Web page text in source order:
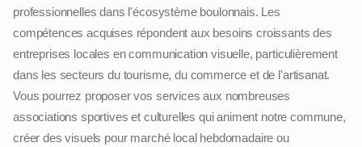
professionnelles dans l'écosystème boulonnais. Les
compétences acquises répondent aux besoins croissants des
entreprises locales en communication visuelle, particulièrement
dans les secteurs du tourisme, du commerce et de l'artisanat.
Vous pourrez proposer vos services aux nombreuses
associations sportives et culturelles qui animent notre commune,
créer des visuels pour marché local hebdomadaire ou